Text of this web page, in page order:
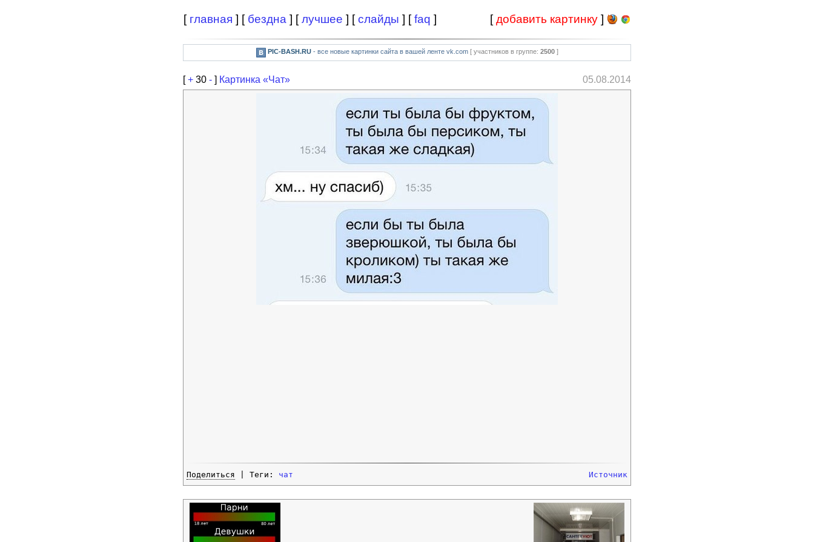
[ главная ] [ бездна ] [лучшее ] [слайды ] [faq ] [добавить картинку ]
PIC-BASH.RU- все новые картинки сайта в вашей ленте vk.com [ участников в группе: 2500]
[+ 30 - ] Картинка «Чат» 05.08.2014
Источник
Поделиться | Теги: чат